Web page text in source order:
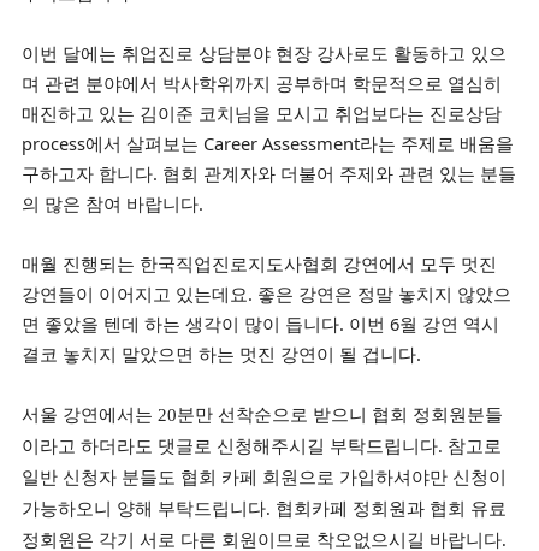
이번 달에는 취업진로 상담분야 현장 강사로도 활동하고 있으
며 관련 분야에서 박사학위까지 공부하며 학문적으로 열심히
매진하고 있는 김이준 코치님을 모시고 취업보다는 진로상담
process에서 살펴보는 Career Assessment라는 주제로 배움을
구하고자 합니다. 협회 관계자와 더불어 주제와 관련 있는 분들
의 많은 참여 바랍니다.
매월 진행되는 한국직업진로지도사협회 강연에서 모두 멋진
강연들이 이어지고 있는데요. 좋은 강연은 정말 놓치지 않았으
면 좋았을 텐데 하는 생각이 많이 듭니다. 이번 6월 강연 역시
결코 놓치지 말았으면 하는 멋진 강연이 될 겁니다.
서울 강연에서는 20분만 선착순으로 받으니 협회 정회원분들
이라고 하더라도 댓글로 신청해주시길 부탁드립니다. 참고로
일반 신청자 분들도 협회 카페 회원으로 가입하셔야만 신청이
가능하오니 양해 부탁드립니다. 협회카페 정회원과 협회 유료
정회원은 각기 서로 다른 회원이므로 착오없으시길 바랍니다.